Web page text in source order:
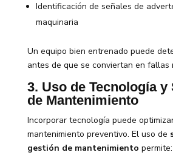
Identificación de señales de
maquinaria
Un equipo bien entrenado puede
antes de que se conviertan en fallas
3. Uso de Tecnología y
de Mantenimiento
Incorporar tecnología puede
mantenimiento preventivo. El uso de
gestión de mantenimiento permite: